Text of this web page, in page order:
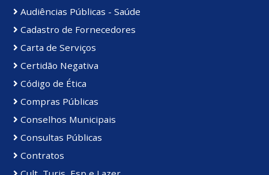
Audiências Públicas - Saúde
Cadastro de Fornecedores
Carta de Serviços
Certidão Negativa
Código de Ética
Compras Públicas
Conselhos Municipais
Consultas Públicas
Contratos